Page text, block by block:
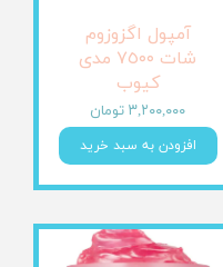
آمپول اگزوزوم
شات ٧٥٠٠ مدی
کیوب
۳,۲۰۰,۰۰۰ تومان
افزودن به سبد خرید